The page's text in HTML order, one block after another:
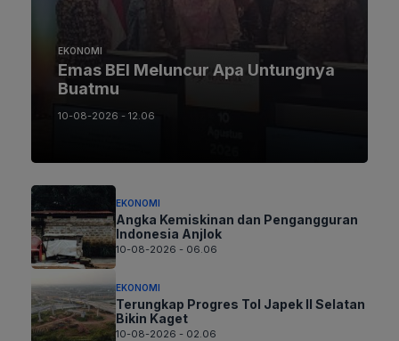
EKONOMI
Emas BEI Meluncur Apa Untungnya
Buatmu
10-08-2026 - 12.06
EKONOMI
Angka Kemiskinan dan Pengangguran
Indonesia Anjlok
10-08-2026 - 06.06
EKONOMI
Terungkap Progres Tol Japek II Selatan
Bikin Kaget
10-08-2026 - 02.06